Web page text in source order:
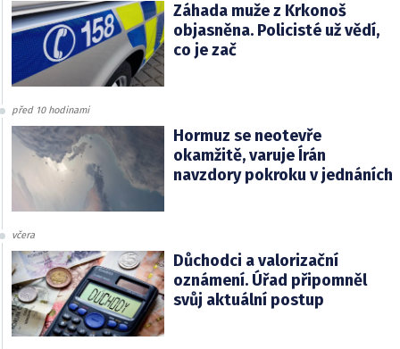
Záhada muže z Krkonoš
objasněna. Policisté už vědí,
co je zač
před 10 hodinami
Hormuz se neotevře
okamžitě, varuje Írán
navzdory pokroku v jednáních
včera
Důchodci a valorizační
oznámení. Úřad připomněl
svůj aktuální postup